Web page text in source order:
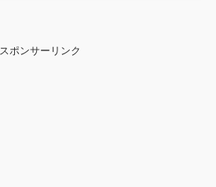
スポンサーリンク